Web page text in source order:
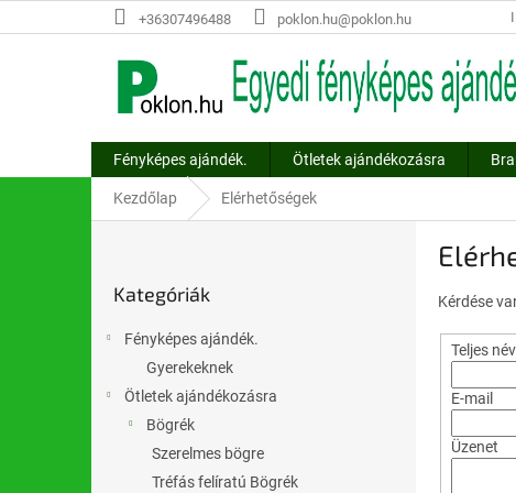
a
+36307496488 poklon.hu@poklon.hu
Fényképes ajándék. Ötletek ajándékozásra
Kezdőlap Elérhetőségek
átugrása
Kategóriák
Fényképes ajándék.
Gyerekeknek
Ötletek ajándékozásra
Bögrék
Szerelmes bögre
Tréfás felíratú Bögrék
Kérdése
Teljes név
E-mail
Üzenet